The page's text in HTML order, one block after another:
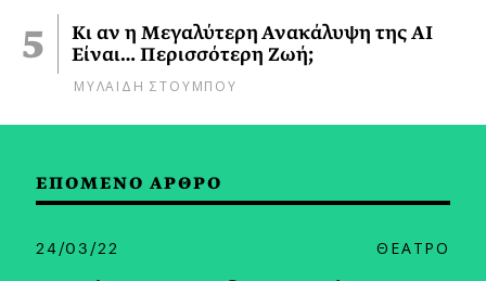
Κι αν η Μεγαλύτερη Ανακάλυψη της AI
Είναι… Περισσότερη Ζωή;
ΜΥΛΑΙΔΗ ΣΤΟΥΜΠΟΥ
ΕΠΟΜΕΝΟ ΑΡΘΡΟ
24/03/22 ΘΕΑΤΡΟ